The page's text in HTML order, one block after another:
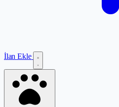
İlan Ekle